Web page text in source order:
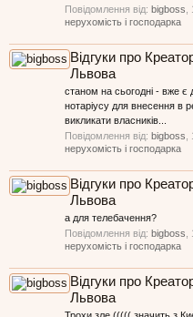
Повідомлення від: bigboss
нерухомість і господарка
Відгуки про
Львова
станом на сьогодні - вже є
нотаріусу для внесення в
викликати власників...
Повідомлення від: bigboss
нерухомість і господарка
Відгуки про
Львова
а для телебачення?
Повідомлення від: bigboss
нерухомість і господарка
Відгуки про
Львова